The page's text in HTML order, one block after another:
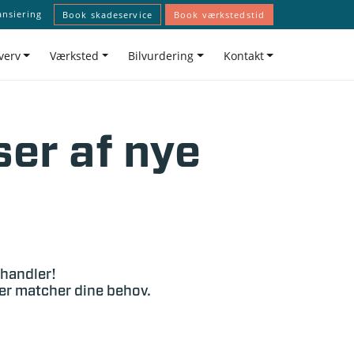
Book skadeservice Book værkstedstid
Værksted Bilvurdering Kontakt
af nye
matcher dine behov.